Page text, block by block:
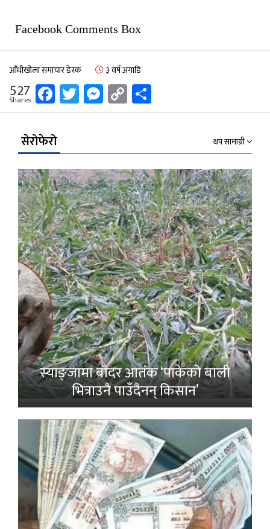
Facebook Comments Box
आँधीखोला समाचार डेस्क ३ वर्ष अगाडि
527
Shares Facebook
Twitter
Messenger
Copy
Link
सेरोफेरो थप सामाग्री
स्याङ्जामा बाँदर आतंक ‘पाकेको बाली
भित्राउनै पाउँदैनन् किसान’